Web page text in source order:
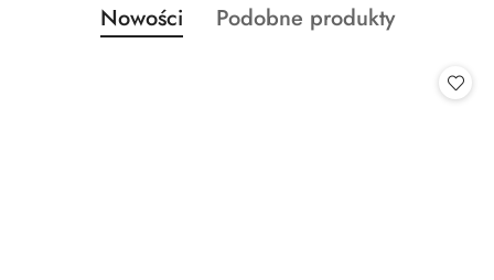
Pomiń karuzelę produktów
Produkty
o
Nowości
Produkty
Podobne produkty